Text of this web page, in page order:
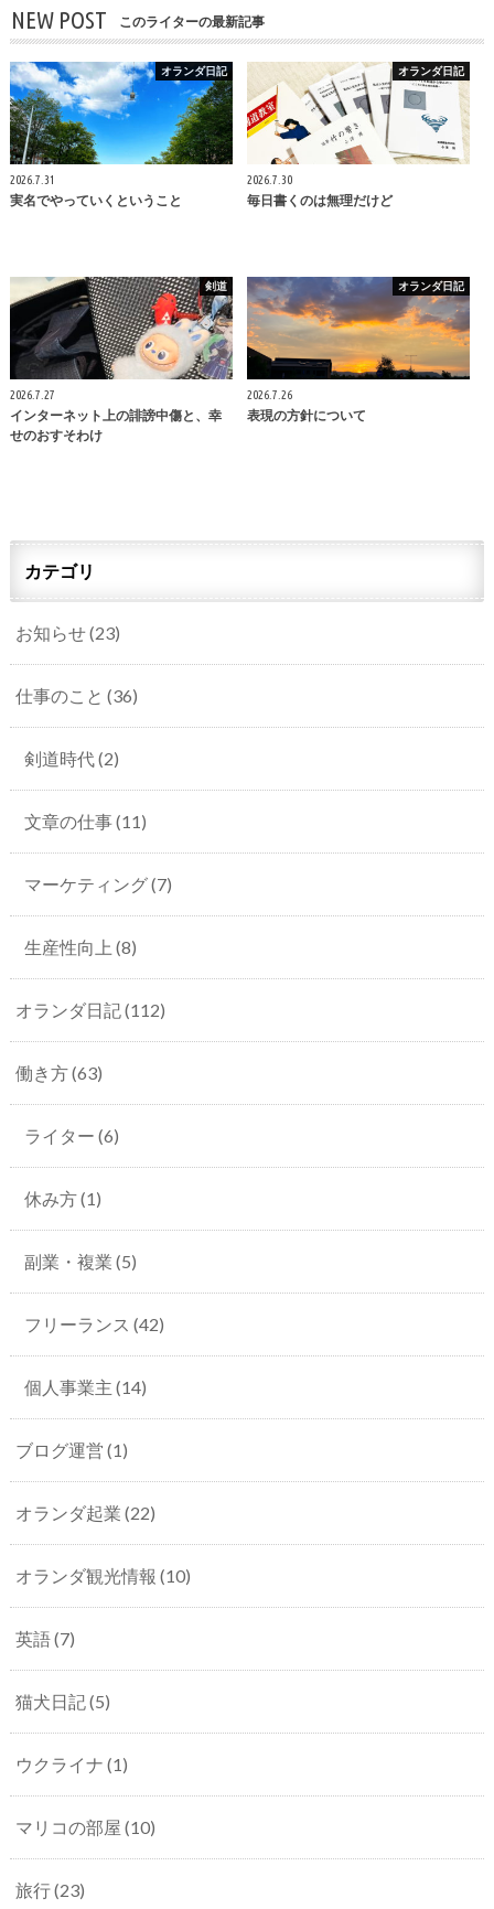
NEW POST このライターの最新記事
オランダ日記
2026.7.31
実名でやっていくということ
オランダ日記
2026.7.30
毎日書くのは無理だけど
剣道
2026.7.27
インターネット上の誹謗中傷と、幸
せのおすそわけ
オランダ日記
2026.7.26
表現の方針について
カテゴリ
お知らせ(23)
仕事のこと (36)
剣道時代(2)
文章の仕事(11)
マーケティング(7)
生産性向上 (8)
オランダ日記(112)
働き方(63)
ライター (6)
休み方(1)
副業・複業 (5)
フリーランス (42)
個人事業主 (14)
ブログ運営 (1)
オランダ起業 (22)
オランダ観光情報 (10)
英語(7)
猫犬日記(5)
ウクライナ (1)
マリコの部屋 (10)
旅行(23)